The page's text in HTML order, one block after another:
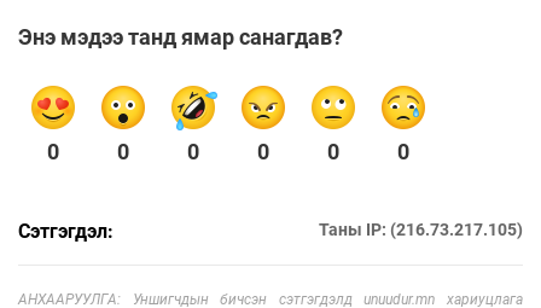
Энэ мэдээ танд ямар санагдав?
0 0 0 0 0 0
Сэтгэгдэл: Таны IP: (216.73.217.105)
АНХААРУУЛГА: Уншигчдын бичсэн сэтгэгдэлд unuudur.mn хариуцлага